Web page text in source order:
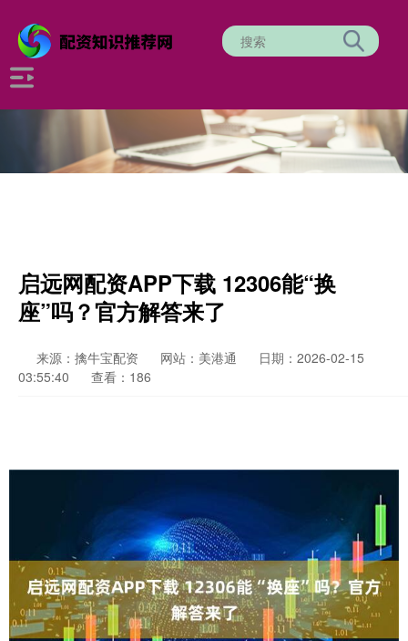
启远网配资APP下载 12306能“换
座”吗？官方解答来了
来源：擒牛宝配资 网站：美港通
日期：2026-02-15
03:55:40
查看：186